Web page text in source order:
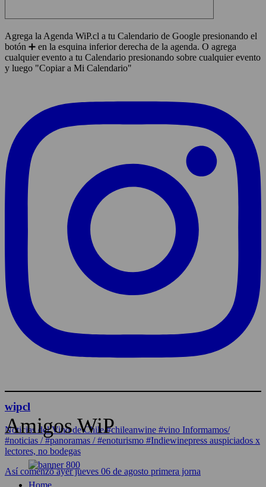
Agrega la Agenda WiP.cl a tu Calendario de Google presionando el
botón ➕ en la esquina inferior derecha de la agenda. O agrega
cualquier evento a tu Calendario presionando sobre cualquier evento
y luego "Copiar a Mi Calendario"
wipcl
Noticias del Vino de Chile/#chileanwine #vino Informamos/
#noticias / #panoramas / #enoturismo #Indiewinepress auspiciados x
lectores, no bodegas
Así comenzó ayer jueves 06 de agosto primera jorna
Amigos WiP
Home